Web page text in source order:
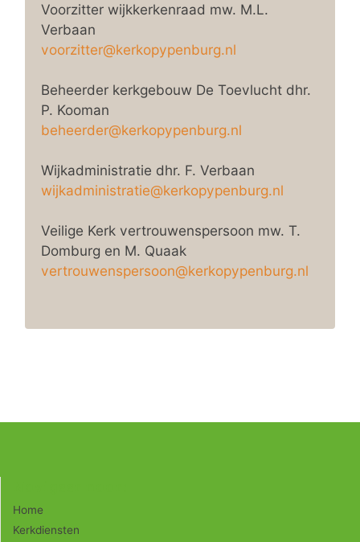
Voorzitter wijkkerkenraad mw. M.L.
Verbaan
voorzitter@kerkopypenburg.nl
Beheerder kerkgebouw De Toevlucht dhr.
P. Kooman
beheerder@kerkopypenburg.nl
Wijkadministratie dhr. F. Verbaan
wijkadministratie@kerkopypenburg.nl
Veilige Kerk vertrouwenspersoon mw. T.
Domburg en M. Quaak
vertrouwenspersoon@kerkopypenburg.nl
Home
Kerkdiensten